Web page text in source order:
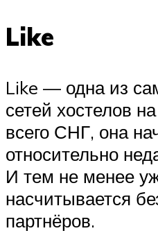
Like
Like — одна из
сетей хостелов
всего СНГ, она
относительно
И тем не менее
насчитывается
партнёров.